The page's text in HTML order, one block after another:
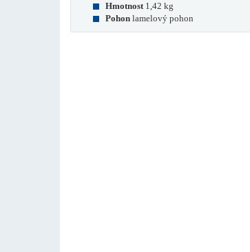
Hmotnost 1,42 kg
Pohon lamelový pohon